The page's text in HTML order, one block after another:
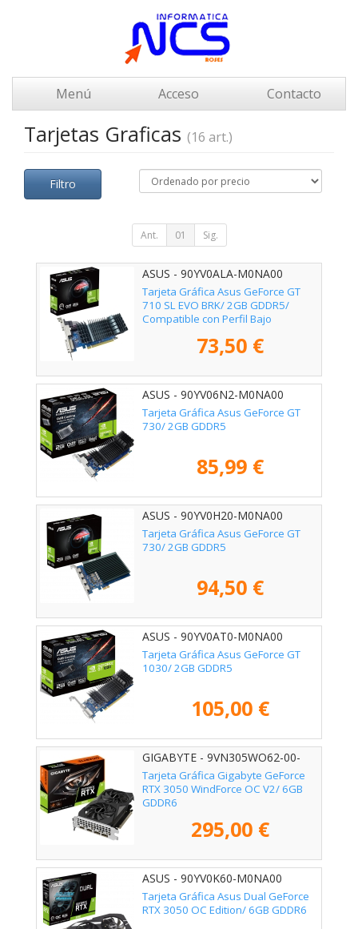
Menú Acceso Contacto
Tarjetas Graficas (16 art.)
Filtro
Ant. 01 Sig.
ASUS - 90YV0ALA-M0NA00
Tarjeta Gráfica Asus GeForce GT
710 SL EVO BRK/ 2GB GDDR5/
Compatible con Perfil Bajo
73,50 €
ASUS - 90YV06N2-M0NA00
Tarjeta Gráfica Asus GeForce GT
730/ 2GB GDDR5
85,99 €
ASUS - 90YV0H20-M0NA00
Tarjeta Gráfica Asus GeForce GT
730/ 2GB GDDR5
94,50 €
ASUS - 90YV0AT0-M0NA00
Tarjeta Gráfica Asus GeForce GT
1030/ 2GB GDDR5
105,00 €
GIGABYTE - 9VN305WO62-00-
G10
Tarjeta Gráfica Gigabyte GeForce
RTX 3050 WindForce OC V2/ 6GB
GDDR6
295,00 €
ASUS - 90YV0K60-M0NA00
Tarjeta Gráfica Asus Dual GeForce
RTX 3050 OC Edition/ 6GB GDDR6